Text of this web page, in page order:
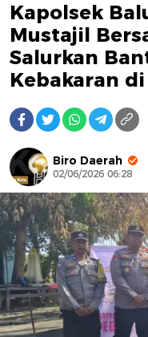
AFN
Kapolsek
Mustajil
Salurkan
Kebakaran
Biro Daerah
02/06/2026 06:28